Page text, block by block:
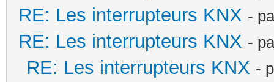
RE: Les interrupteurs KNX -
RE: Les interrupteurs KNX -
RE: Les interrupteurs KNX -